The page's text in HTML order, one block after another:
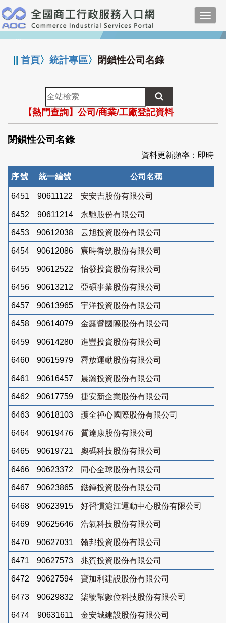
跳
到
主
要
:::
||首頁〉統計專區〉 閉鎖性公司名錄
全
站
檢
索
【熱門查詢】公司/商業/工廠登記資料
閉鎖性公司名錄
資料更新頻率：即時
序號 統一編號 公司名稱
6451 90611122 安安吉股份有限公司
6452 90611214 永馳股份有限公司
6453 90612038 云旭投資股份有限公司
6454 90612086 宸時香筑股份有限公司
6455 90612522 怡發投資股份有限公司
6456 90613212 亞碩事業股份有限公司
6457 90613965 宇洋投資股份有限公司
6458 90614079 金露營國際股份有限公司
6459 90614280 進豐投資股份有限公司
6460 90615979 釋放運動股份有限公司
6461 90616457 晨瀚投資股份有限公司
6462 90617759 捷安新企業股份有限公司
6463 90618103 護全禪心國際股份有限公司
6464 90619476 質達康股份有限公司
6465 90619721 奧碼科技股份有限公司
6466 90623372 同心全球股份有限公司
6467 90623865 鍅鏵投資股份有限公司
6468 90623915 好習慣滬江運動中心股份有限公司
6469 90625646 浩氣科技股份有限公司
6470 90627031 翰邦投資股份有限公司
6471 90627573 兆賀投資股份有限公司
6472 90627594 寶加利建設股份有限公司
6473 90629832 柒號幫數位科技股份有限公司
6474 90631611 金安城建設股份有限公司